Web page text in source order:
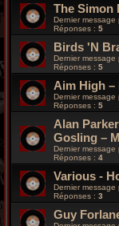
The Simon
Dernier message
Réponses : 5
Birds 'N
Dernier message
Réponses : 5
Aim High –
Dernier message
Réponses : 5
Alan
Gosling –
Dernier message
Réponses : 4
Various -
Dernier message
Réponses : 3
Guy